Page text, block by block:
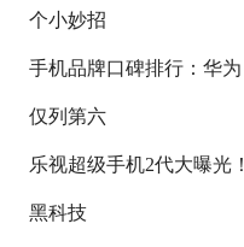
个小妙招
手机品牌口碑排行：华为
仅列第六
乐视超级手机2代大曝光！
黑科技